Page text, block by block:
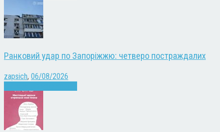
Ранковий удар по Запоріжжю: четверо постраждалих
zapsich, 06/08/2026